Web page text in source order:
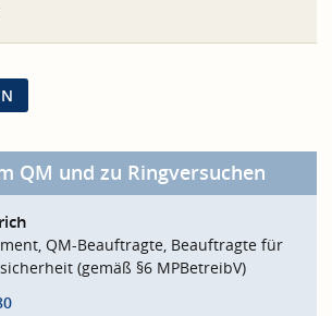
QM und zu Ringversuchen
QM-Beauftragte, Beauftragte für
(gemäß §6 MPBetreibV)